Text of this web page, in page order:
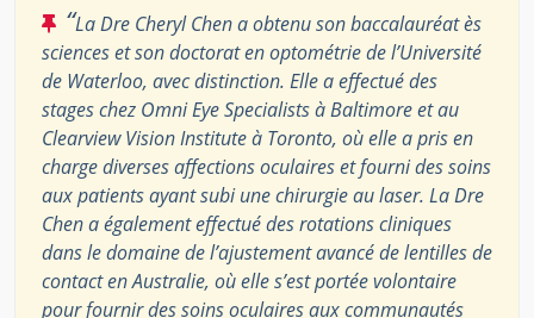
“La Dre Cheryl Chen a obtenu son baccalauréat ès
sciences et son doctorat en optométrie de l’Université
de Waterloo, avec distinction. Elle a effectué des
stages chez Omni Eye Specialists à Baltimore et au
Clearview Vision Institute à Toronto, où elle a pris en
charge diverses affections oculaires et fourni des soins
aux patients ayant subi une chirurgie au laser. La Dre
Chen a également effectué des rotations cliniques
dans le domaine de l’ajustement avancé de lentilles de
contact en Australie, où elle s’est portée volontaire
pour fournir des soins oculaires aux communautés